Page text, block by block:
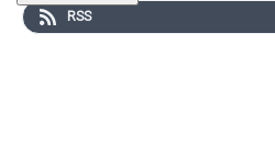
RSS